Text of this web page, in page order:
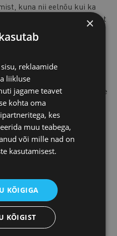
kuna nii eelnõu kui ka
muudatuste rakendamist
Seega võib
mitu aastat. Samas võib
eksitavalt halva
ei nõua. Lisaks ei ole
põhjendatud, miks on vaja
Seega tegi koda Riigikogule
nimekiri välja.
tasakaalu reeglitega
×
reklaamide
liikluse
jagame teavet
kohta oma
kes
muu teabega,
või mille nad on
kasutamisest.
KÕIGIGA
KÕIGIST